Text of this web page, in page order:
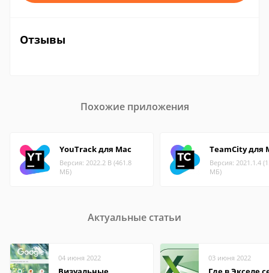
Отзывы
Похожие приложения
YouTrack для Mac
Версия: 2022.2 B (461.8
МБ)
TeamCity для
Версия: 2021.1.4
МБ)
Актуальные статьи
04 июня 2022 03 июня 2022